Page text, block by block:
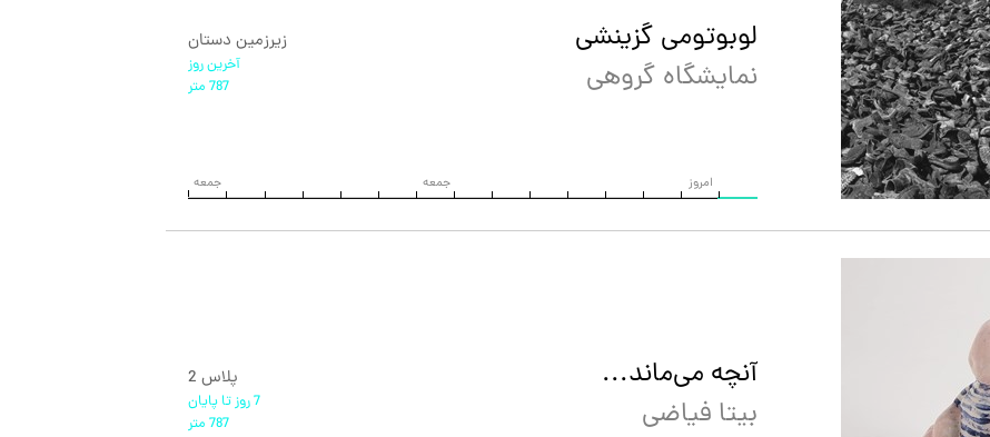
لوبوتومی گزینشی
نمایشگاه گروهی
زیرزمین دستان
آخرين روز
787 متر
امروز جمعه جمعه
آنچه می‌ماند...
بیتا فیاضی
پلاس 2
7 روز تا پایان
787 متر